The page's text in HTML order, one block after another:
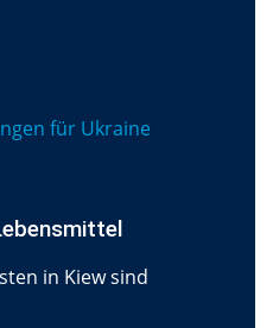
für Ukraine
in Kiew sind